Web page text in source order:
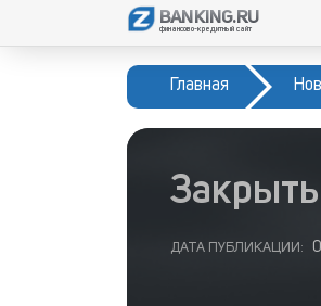
BANKING.RU
финансово-кредитный сайт
Главная
ДАТА ПУБЛИКАЦИИ: